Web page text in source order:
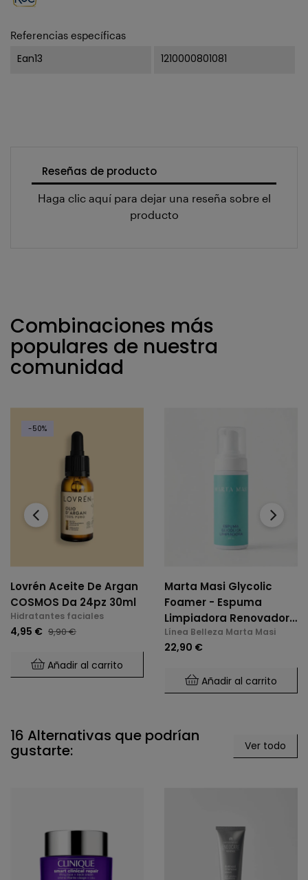
Referencias específicas
Ean13 1210000801081
Reseñas de producto
Haga clic aquí para dejar una reseña sobre el
producto
Combinaciones más
populares de nuestra
comunidad
-50%
Lovrén Aceite De Argan
COSMOS Da 24pz 30ml
Hidratantes faciales
4,95 € 9,90 €
Añadir al carrito
Marta Masi Glycolic
Foamer - Espuma
Limpiadora Renovadora
E Iluminadora (Glicólico
4%) 150ml
Línea Belleza Marta Masi
22,90 €
Añadir al carrito
‹ ›
16 Alternativas que podrían
gustarte: Ver todo